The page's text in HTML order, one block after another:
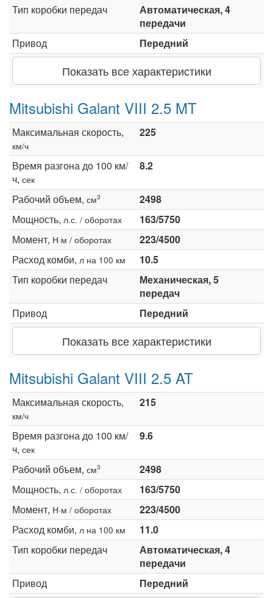
Тип коробки передач
Автоматическая, 4
передачи
Привод
Передний
Показать все характеристики
Mitsubishi Galant VIII 2.5 MT
Максимальная скорость,
км/ч
225
Время разгона до 100 км/
ч, сек
8.2
Рабочий объем, см3
2498
Мощность, л.с. / оборотах
163/5750
Момент, Н·м / оборотах
223/4500
Расход комби, л на 100 км
10.5
Тип коробки передач
Механическая, 5
передач
Привод
Передний
Показать все характеристики
Mitsubishi Galant VIII 2.5 AT
Максимальная скорость,
км/ч
215
Время разгона до 100 км/
ч, сек
9.6
Рабочий объем, см3
2498
Мощность, л.с. / оборотах
163/5750
Момент, Н·м / оборотах
223/4500
Расход комби, л на 100 км
11.0
Тип коробки передач
Автоматическая, 4
передачи
Привод
Передний